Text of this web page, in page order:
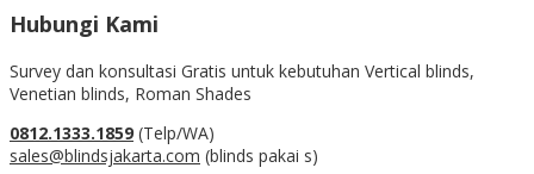
Hubungi Kami
Survey dan konsultasi Gratis untuk kebutuhan Vertical blinds,
Venetian blinds, Roman Shades
0812.1333.1859 (Telp/WA)
sales@blindsjakarta.com (blinds pakai s)